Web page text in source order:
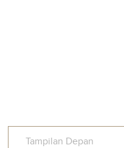
Tampilan Depan